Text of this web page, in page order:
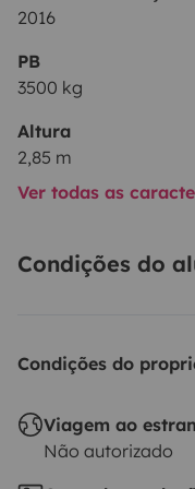
2016
PB
3500 kg
Altura
2,85 m
Ver todas as
Condições do
Condições do
Viagem ao
Não autorizado